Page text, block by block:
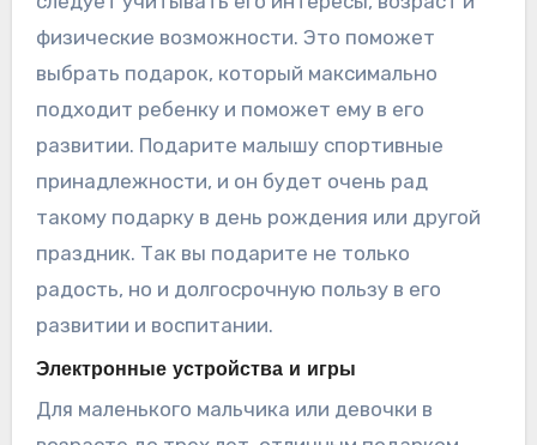
физические возможности. Это поможет
выбрать подарок, который максимально
подходит ребенку и поможет ему в его
развитии. Подарите малышу спортивные
принадлежности, и он будет очень рад
такому подарку в день рождения или другой
праздник. Так вы подарите не только
радость, но и долгосрочную пользу в его
развитии и воспитании.
Электронные устройства и игры
Для маленького мальчика или девочки в